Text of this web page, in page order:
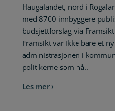
Haugalandet, nord i
med 8700 innbyggere
budsjettforslag via
Framsikt var ikke bare et
administrasjonen i
politikerne som nå...
Les mer ›